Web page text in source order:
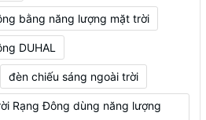
bằng năng lượng mặt trời
DUHAL
đèn chiếu sáng ngoài trời
Rạng Đông dùng năng lượng